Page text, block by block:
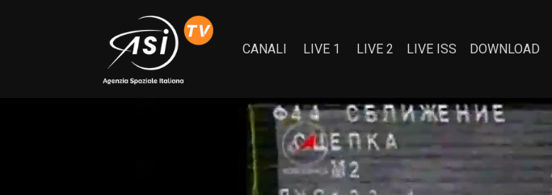
CANALI LIVE 1 LIVE 2 LIVE ISS DOWNLOAD